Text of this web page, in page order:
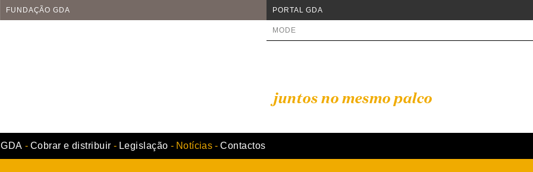
FUNDAÇÃO GDA PORTAL GDA
juntos no mesmo palco
MODE
GDA Cobrar e distribuir Legislação Notícias Contactos